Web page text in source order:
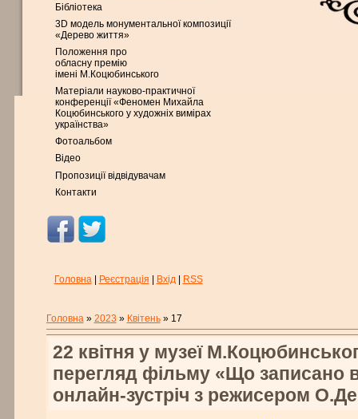
Бібліотека
3D модель монументальної композиції
«Дерево життя»
Положення про
обласну премію
імені М.Коцюбинського
Матеріали науково-практичної
конференції «Феномен Михайла
Коцюбинського у художніх вимірах
українства»
Фотоальбом
Відео
Пропозиції відвідувачам
Контакти
Головна| Реєстрація Вхід| RSS
Головна» 2023 » Квітень » 17
22 квітня у музеї
перегляд фільму «Що записано
онлайн-зустріч з режисером